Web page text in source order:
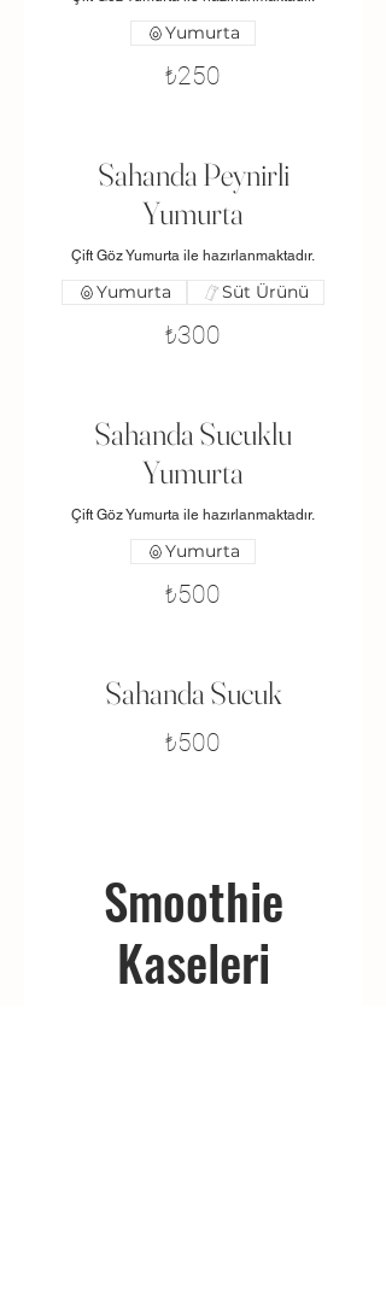
₺250
Yumurta
Sahanda Peynirli
Yumurta
Çift Göz Yumurta ile hazırlanmaktadır.
₺300
Yumurta Süt Ürünü
Sahanda Sucuklu
Yumurta
Çift Göz Yumurta ile hazırlanmaktadır.
₺500
Yumurta
Sahanda Sucuk
₺500
Smoothie
Kaseleri